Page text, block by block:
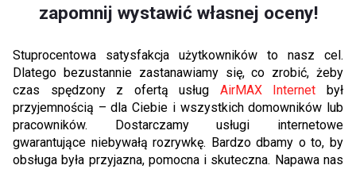
zapomnij wystawić własnej oceny!
Stuprocentowa satysfakcja użytkowników to nasz cel.
Dlatego bezustannie zastanawiamy się, co zrobić, żeby
czas spędzony z ofertą usług AirMAX Internet był
przyjemnością – dla Ciebie i wszystkich domowników lub
pracowników. Dostarczamy usługi internetowe
gwarantujące niebywałą rozrywkę. Bardzo dbamy o to, by
obsługa była przyjazna, pomocna i skuteczna. Napawa nas